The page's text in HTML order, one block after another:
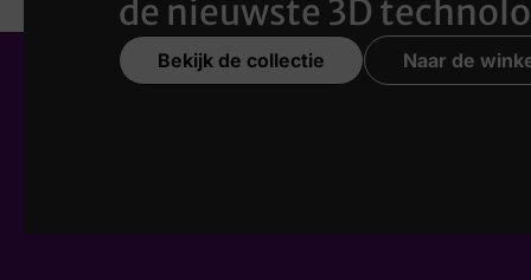
de nieuwste 3D
Bekijk de collectie Naar de